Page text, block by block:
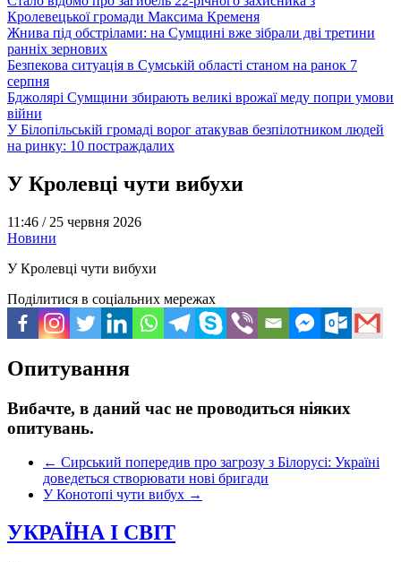
Кролевецької громади Максима Кременя
Жнива під обстрілами: на Сумщині вже зібрали дві третини
ранніх зернових
Безпекова ситуація в Сумській області станом на ранок 7
серпня
Бджолярі Сумщини збирають великі врожаї меду попри умови
війни
У Білопільській громаді ворог атакував безпілотником людей
на ринку: 10 постраждалих
У Кролевці чути вибухи
11:46 / 25 червня 2026
Новини
У Кролевці чути вибухи
Поділитися в соціальних мережах
Опитування
Вибачте, в даний час не проводиться ніяких
опитувань.
← Сирський попередив про загрозу з Білорусі: Україні
доведеться створювати нові бригади
У Конотопі чути вибух →
УКРАЇНА І СВІТ